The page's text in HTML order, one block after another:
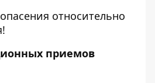
относительно
приемов